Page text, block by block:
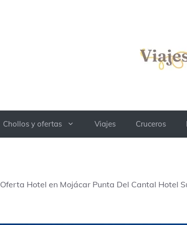
Chollos y ofertas Viajes Cruceros
Oferta Hotel en Mojácar Punta Del Cantal Hotel